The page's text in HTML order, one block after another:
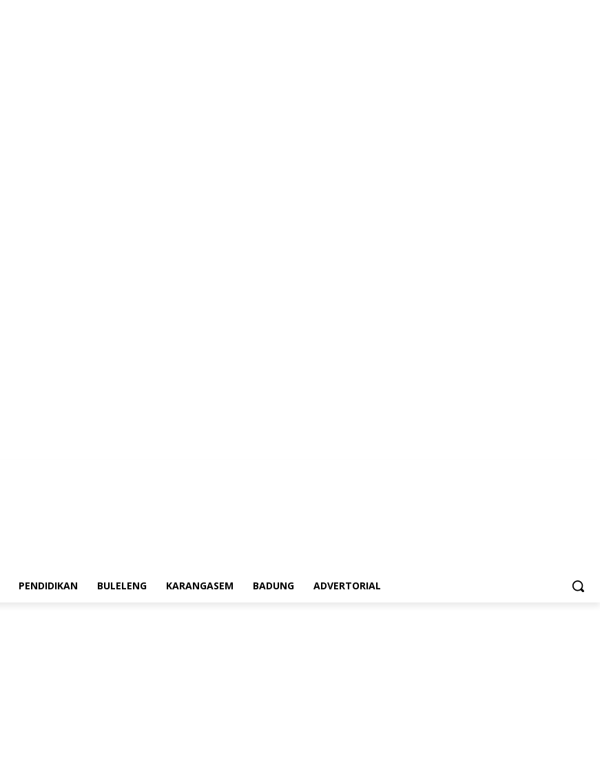
PENDIDIKAN BULELENG KARANGASEM BADUNG ADVERTORIAL